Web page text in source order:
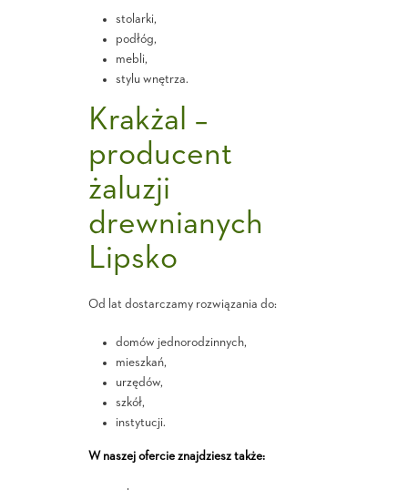
stolarki,
podłóg,
mebli,
stylu wnętrza.
Krakżal –
producent
żaluzji
drewnianych
Lipsko
Od lat dostarczamy rozwiązania do:
domów jednorodzinnych,
mieszkań,
urzędów,
szkół,
instytucji.
W naszej ofercie znajdziesz także: